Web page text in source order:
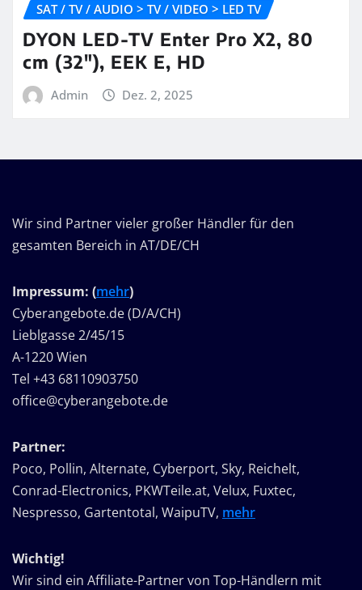
SAT / TV / AUDIO > TV / VIDEO > LED TV
DYON LED-TV Enter Pro X2, 80
cm (32″), EEK E, HD
Admin Dez. 2, 2025
Wir sind Partner vieler großer Händler für den
gesamten Bereich in AT/DE/CH
Impressum: (mehr)
Cyberangebote.de (D/A/CH)
Lieblgasse 2/45/15
A-1220 Wien
Tel +43 68110903750
office@cyberangebote.de
Partner:
Poco, Pollin, Alternate, Cyberport, Sky, Reichelt,
Conrad-Electronics, PKWTeile.at, Velux, Fuxtec,
Nespresso, Gartentotal, WaipuTV, mehr
Wichtig!
Wir sind ein Affiliate-Partner von Top-Händlern mit